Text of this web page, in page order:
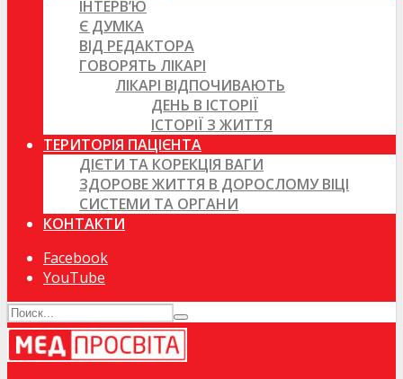
ІНТЕРВ’Ю
Є ДУМКА
ВІД РЕДАКТОРА
ГОВОРЯТЬ ЛІКАРІ
ЛІКАРІ ВІДПОЧИВАЮТЬ
ДЕНЬ В ІСТОРІЇ
ІСТОРІЇ З ЖИТТЯ
ТЕРИТОРІЯ ПАЦІЄНТА
ДІЄТИ ТА КОРЕКЦІЯ ВАГИ
ЗДОРОВЕ ЖИТТЯ В ДОРОСЛОМУ ВІЦІ
СИСТЕМИ ТА ОРГАНИ
КОНТАКТИ
Facebook
YouTube